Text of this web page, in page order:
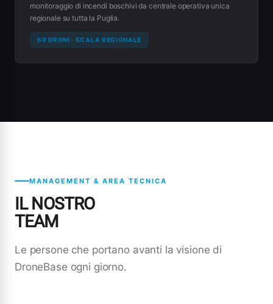
monitoraggio di incendi boschivi da centrale operativa unica
regionale su tutta la Puglia.
60 DRONI · SCALA REGIONALE
MANAGEMENT & AREA TECNICA
IL NOSTRO
TEAM
Le persone che portano avanti la visione di
DroneBase ogni giorno.